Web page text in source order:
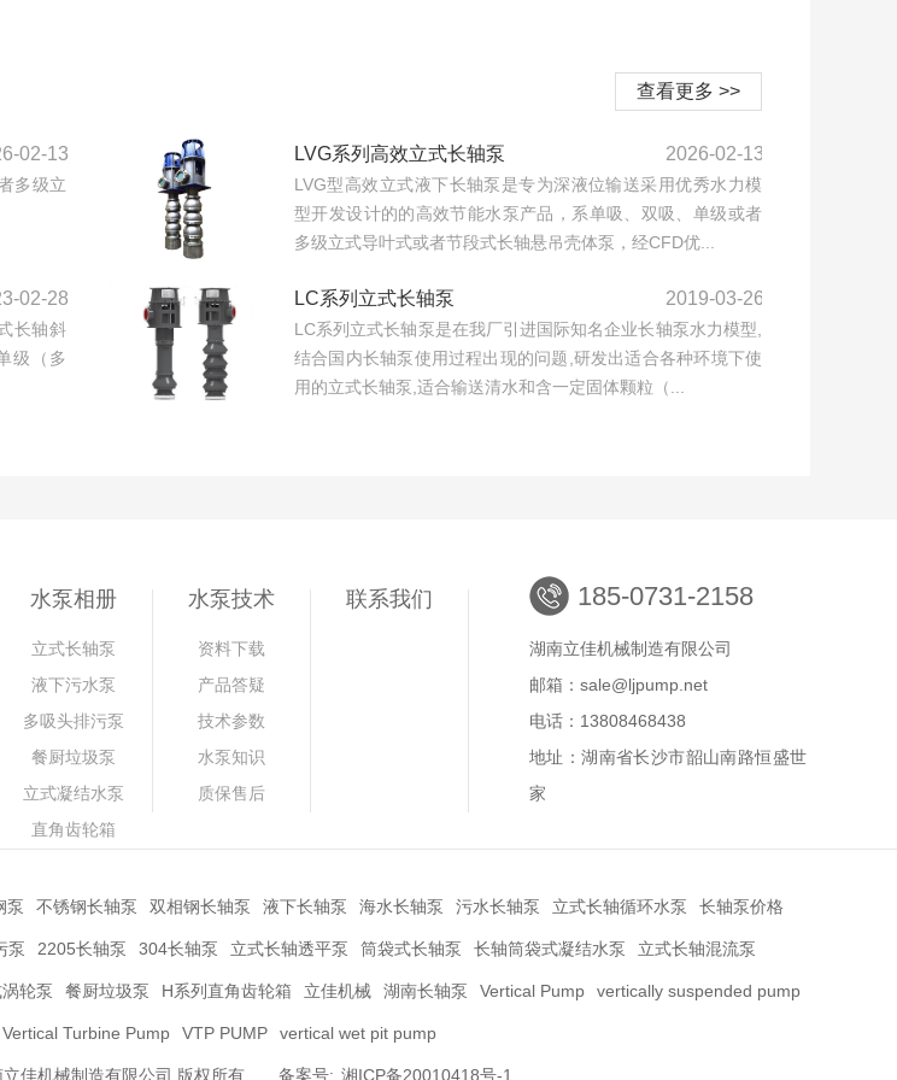
查看更多 >>
02-13
多级立
LVG系列高效立式长轴泵 2026-02-13
LVG型高效立式液下长轴泵是专为深液位输送采用优秀水力模
型开发设计的的高效节能水泵产品，系单吸、双吸、单级或者
多级立式导叶式或者节段式长轴悬吊壳体泵，经CFD优...
02-28
长轴斜
级（多
LC系列立式长轴泵 2019-03-26
LC系列立式长轴泵是在我厂引进国际知名企业长轴泵水力模型,
结合国内长轴泵使用过程出现的问题,研发出适合各种环境下使
用的立式长轴泵,适合输送清水和含一定固体颗粒（...
水泵相册
立式长轴泵
液下污水泵
多吸头排污泵
餐厨垃圾泵
立式凝结水泵
直角齿轮箱
水泵技术
资料下载
产品答疑
技术参数
水泵知识
质保售后
联系我们 185-0731-2158
湖南立佳机械制造有限公司
邮箱：sale@ljpump.net
电话：13808468438
地址：湖南省长沙市韶山南路恒盛世
家
泵 不锈钢长轴泵 双相钢长轴泵 液下长轴泵 海水长轴泵 污水长轴泵 立式长轴循环水泵 长轴泵价格
泵 2205长轴泵 304长轴泵 立式长轴透平泵 筒袋式长轴泵 长轴筒袋式凝结水泵 立式长轴混流泵
轮泵 餐厨垃圾泵 H系列直角齿轮箱 立佳机械 湖南长轴泵 Vertical Pump vertically suspended pump
Vertical Turbine Pump VTP PUMP vertical wet pit pump
立佳机械制造有限公司 版权所有 备案号: 湘ICP备20010418号-1